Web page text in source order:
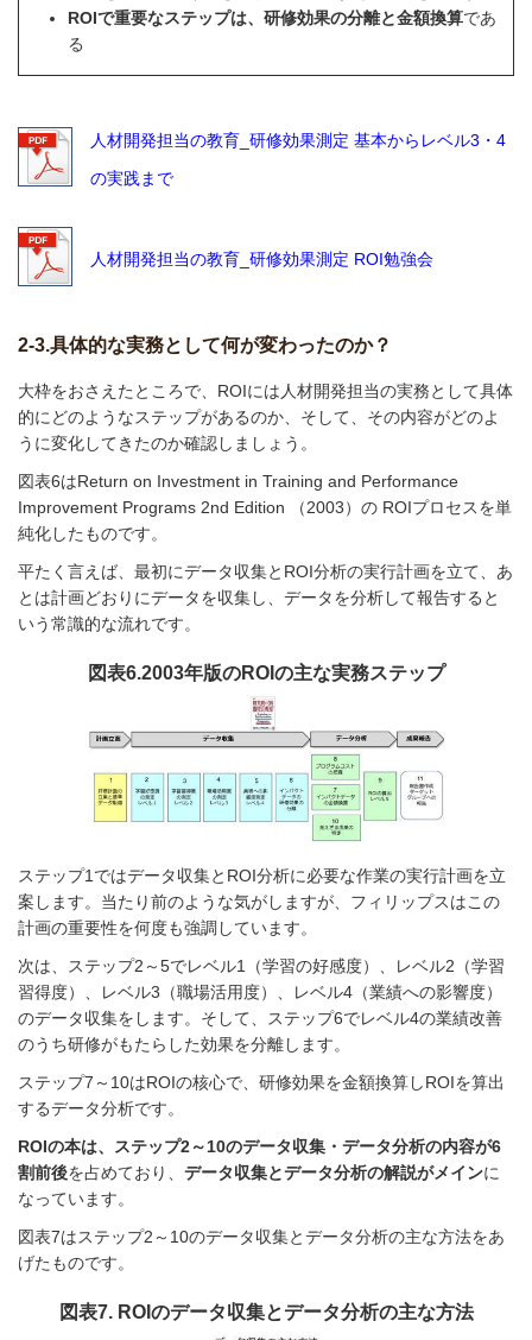
ROIで重要なステップは、研修効果の分離と金額換算であ
る
人材開発担当の教育_研修効果測定 基本からレベル3・4
の実践まで
人材開発担当の教育_研修効果測定 ROI勉強会
2-3.具体的な実務として何が変わったのか？
大枠をおさえたところで、ROIには人材開発担当の実務として具体
的にどのようなステップがあるのか、そして、その内容がどのよ
うに変化してきたのか確認しましょう。
図表6はReturn on Investment in Training and Performance
Improvement Programs 2nd Edition （2003）の ROIプロセスを単
純化したものです。
平たく言えば、最初にデータ収集とROI分析の実行計画を立て、あ
とは計画どおりにデータを収集し、データを分析して報告すると
いう常識的な流れです。
図表6.2003年版のROIの主な実務ステップ
ステップ1ではデータ収集とROI分析に必要な作業の実行計画を立
案します。当たり前のような気がしますが、フィリップスはこの
計画の重要性を何度も強調しています。
次は、ステップ2～5でレベル1（学習の好感度）、レベル2（学習
習得度）、レベル3（職場活用度）、レベル4（業績への影響度）
のデータ収集をします。そして、ステップ6でレベル4の業績改善
のうち研修がもたらした効果を分離します。
ステップ7～10はROIの核心で、研修効果を金額換算しROIを算出
するデータ分析です。
ROIの本は、ステップ2～10のデータ収集・データ分析の内容が6
割前後を占めており、 データ収集とデータ分析の解説がメインに
なっています。
図表7はステップ2～10のデータ収集とデータ分析の主な方法をあ
げたものです。
図表7. ROIのデータ収集とデータ分析の主な方法